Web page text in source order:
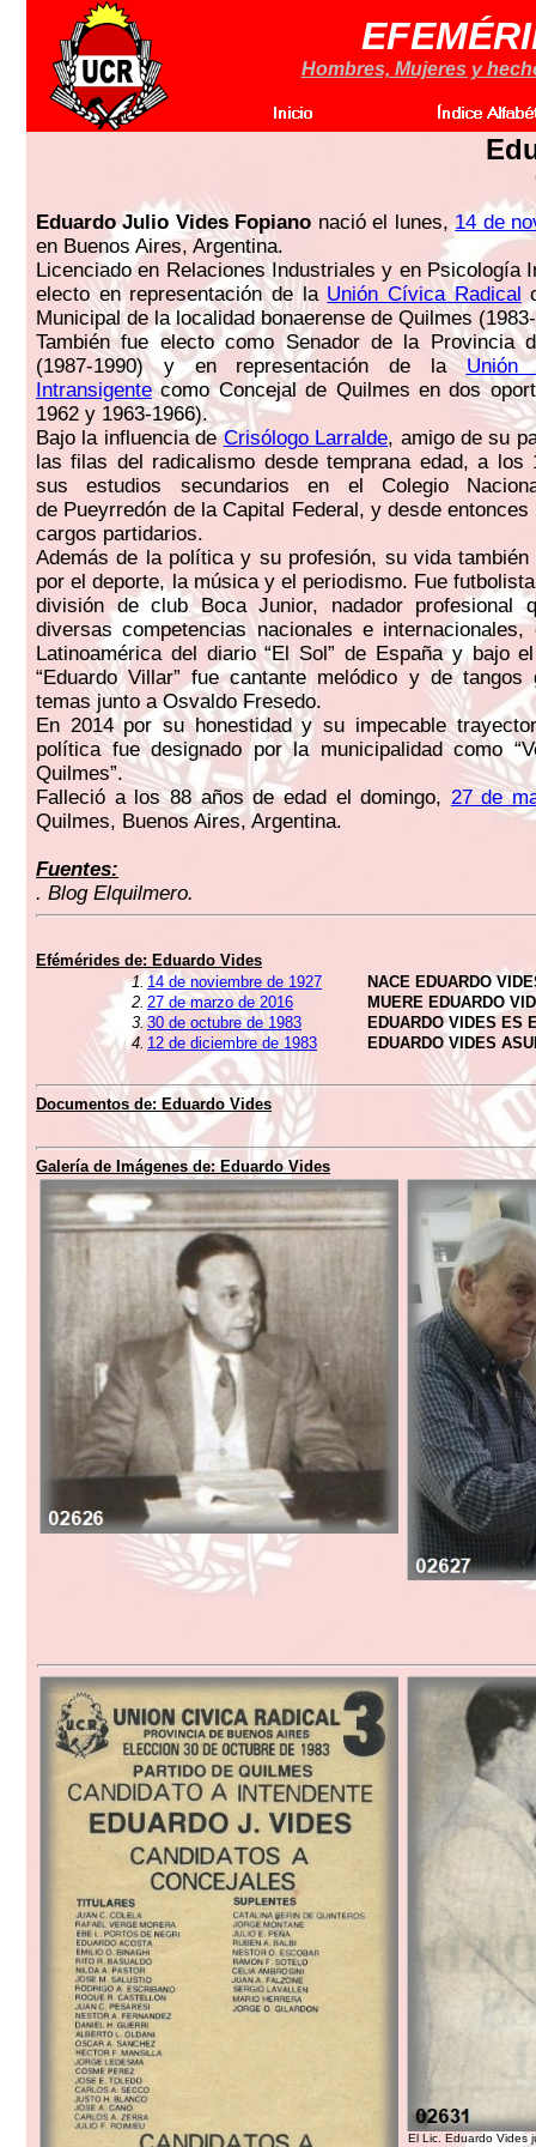
Hombres, Mujeres y
Eduardo Julio Vides Fopiano nació el lunes,14 de
en Buenos Aires, Argentina.
Licenciado en Relaciones Industriales y en Psicología
electo en representación de la Unión Cívica Radical
Municipal de la localidad bonaerense de Quilmes
También fue electo como Senador de la Provincia
(1987-1990) y en representación de laUnión
Intransigentecomo Concejal de Quilmes en dos
1962 y 1963-1966).
Bajo la influencia deCrisólogo Larralde, amigo de su
las filas del radicalismo desde temprana edad, a los
sus estudios secundarios en el Colegio
de Pueyrredón de la Capital Federal, y desde
cargos partidarios.
Además de la política y su profesión, su vida también
por el deporte, la música y el periodismo. Fue
división de club Boca Junior, nadador profesional
diversas competencias nacionales e internacionales,
Latinoamérica del diario “El Sol” de España y bajo
“Eduardo Villar” fue cantante melódico y de tangos
temas junto a Osvaldo Fresedo.
En 2014 por su honestidad y su impecable
política fue designado por la municipalidad como
Quilmes”.
Falleció a los 88 años de edad el domingo, 27 de
Quilmes, Buenos Aires, Argentina.
Fuentes:
. Blog Elquilmero.
Efémérides de: Eduardo Vides
1. 14 de noviembre de 1927
NACE EDUARDO
2. 27 de marzo de 2016
MUERE EDUARDO
3.30 de octubre de 1983
EDUARDO VIDES ES
4. 12 de diciembre de 1983 EDUARDO VIDES
Documentos de: Eduardo Vides
Galería de Imágenes de: Eduardo Vides
El Lic. Eduardo Vides